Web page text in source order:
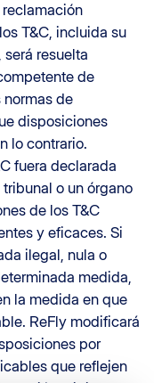
T&C, incluida su
resuelta
de
de
disposiciones
lo contrario.
fuera declarada
o un órgano
de los T&C
y eficaces. Si
ilegal, nula o
medida,
la medida en que
ReFly modificará
por
que reflejen